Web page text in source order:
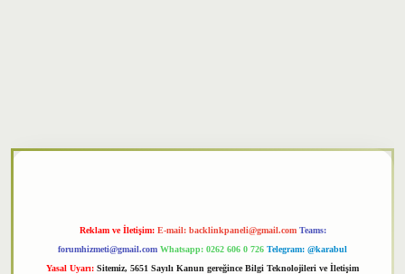
Reklam ve İletişim: E-mail: backlinkpaneli@gmail.com Teams:
forumhizmeti@gmail.com Whatsapp: 0262 606 0 726 Telegram: @karabul
Yasal Uyarı: Sitemiz, 5651 Sayılı Kanun gereğince Bilgi Teknolojileri ve İletişim